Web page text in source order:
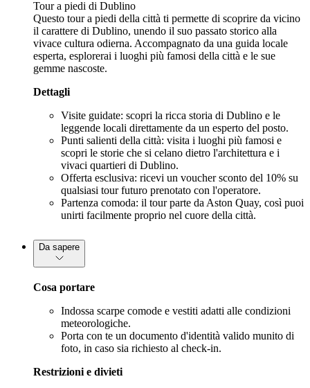
Tour a piedi di Dublino
Questo tour a piedi della città ti permette di scoprire da vicino
il carattere di Dublino, unendo il suo passato storico alla
vivace cultura odierna. Accompagnato da una guida locale
esperta, esplorerai i luoghi più famosi della città e le sue
gemme nascoste.
Dettagli
Visite guidate: scopri la ricca storia di Dublino e le
leggende locali direttamente da un esperto del posto.
Punti salienti della città: visita i luoghi più famosi e
scopri le storie che si celano dietro l'architettura e i
vivaci quartieri di Dublino.
Offerta esclusiva: ricevi un voucher sconto del 10% su
qualsiasi tour futuro prenotato con l'operatore.
Partenza comoda: il tour parte da Aston Quay, così puoi
unirti facilmente proprio nel cuore della città.
Da sapere
Cosa portare
Indossa scarpe comode e vestiti adatti alle condizioni
meteorologiche.
Porta con te un documento d'identità valido munito di
foto, in caso sia richiesto al check-in.
Restrizioni e divieti